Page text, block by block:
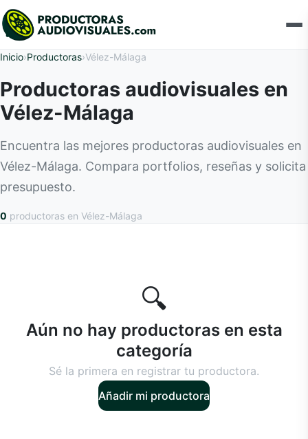
Inicio›Productoras›Vélez-Málaga
Productoras audiovisuales en
Vélez-Málaga
Encuentra las mejores productoras audiovisuales en
Vélez-Málaga. Compara portfolios, reseñas y solicita
presupuesto.
0 productoras en Vélez-Málaga
🔍
Aún no hay productoras en esta
categoría
Sé la primera en registrar tu productora.
Añadir mi productora